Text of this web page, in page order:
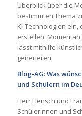
Überblick über die
bestimmten Thema
KI-Technologien
erstellen. Momentan
lässt mithilfe
generieren.
Blog-AG: Was
und Schülern im
Herr Hensch und
Schülerinnen und